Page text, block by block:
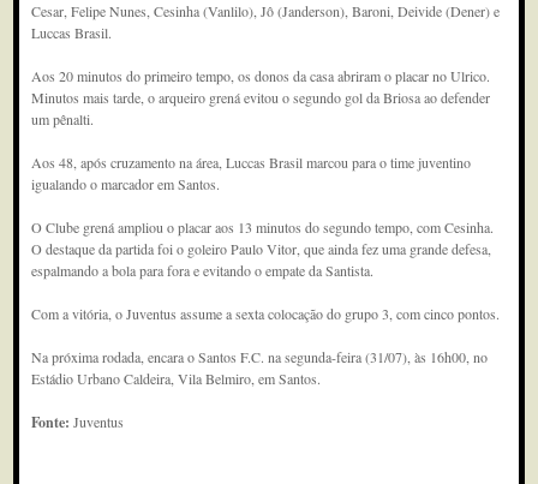
Cesar, Felipe Nunes, Cesinha (Vanlilo), Jô (Janderson), Baroni, Deivide (Dener) e
Luccas Brasil.
Aos 20 minutos do primeiro tempo, os donos da casa abriram o placar no Ulrico.
Minutos mais tarde, o arqueiro grená evitou o segundo gol da Briosa ao defender
um pênalti.
Aos 48, após cruzamento na área, Luccas Brasil marcou para o time juventino
igualando o marcador em Santos.
O Clube grená ampliou o placar aos 13 minutos do segundo tempo, com Cesinha.
O destaque da partida foi o goleiro Paulo Vitor, que ainda fez uma grande defesa,
espalmando a bola para fora e evitando o empate da Santista.
Com a vitória, o Juventus assume a sexta colocação do grupo 3, com cinco pontos.
Na próxima rodada, encara o Santos F.C. na segunda-feira (31/07), às 16h00, no
Estádio Urbano Caldeira, Vila Belmiro, em Santos.
Fonte:Juventus